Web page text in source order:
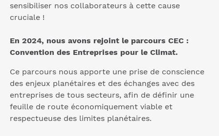
sensibiliser nos collaborateurs à cette cause
cruciale !
En 2024, nous avons rejoint le parcours CEC :
Convention des Entreprises pour le Climat.
Ce parcours nous apporte une prise de conscience
des enjeux planétaires et des échanges avec des
entreprises de tous secteurs, afin de définir une
feuille de route économiquement viable et
respectueuse des limites planétaires.